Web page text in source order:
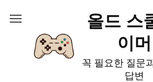
올드 스
이머
꼭 필요한 질문
답변